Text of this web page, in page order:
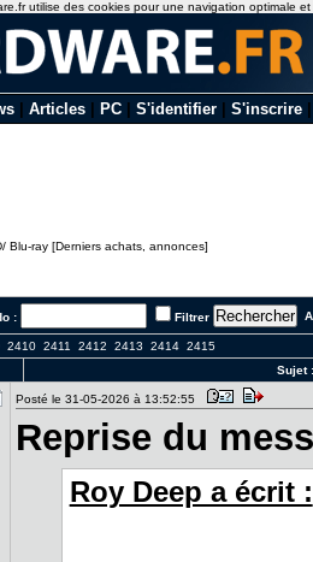
Articles PC S'identifier S'inscrire
Blu-ray [Derniers achats, annonces]
: Filtrer
2410 2411 2412 2413 2414 2415
Sujet
Posté le 31-05-2026 à 13:52:55
Reprise du
Roy Deep a écrit :
utilise des cookies pour une navigation optimale